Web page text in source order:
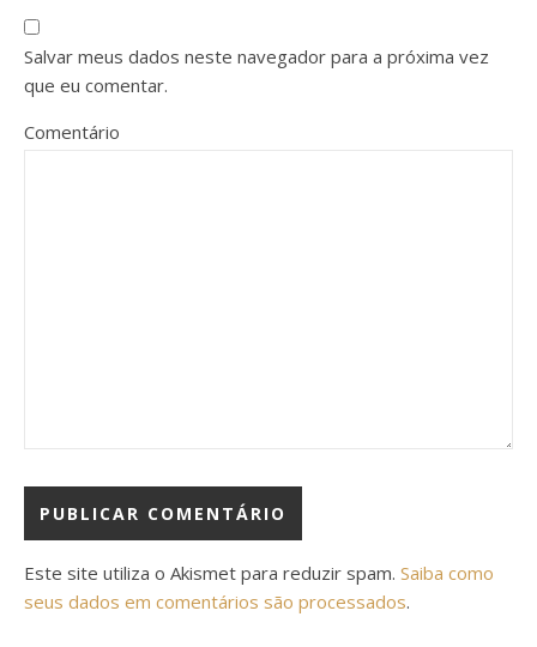
Salvar meus dados neste navegador para a próxima vez
que eu comentar.
Comentário
Este site utiliza o Akismet para reduzir spam. Saiba como
seus dados em comentários são processados.